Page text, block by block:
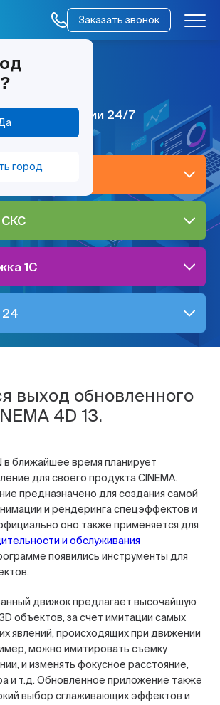
?
город
Заказать звонок
мы работаем –
всё работает
по всей России 24/7
1C
24
выход обновленного
4D 13.
в ближайшее время планирует
для своего продукта CINEMA.
предназначено для создания самой
и рендеринга спецэффектов и
оно также применяется для
и обслуживания
появились инструменты для
движок предлагает высочайшую
объектов, за счет имитации самых
явлений, происходящих при движении
можно имитировать съемку
и изменять фокусное расстояние,
и т.д. Обновленное приложение также
выбор сглаживающих эффектов и